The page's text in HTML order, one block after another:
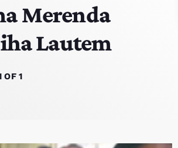
Merenda
Lautem
OF 1